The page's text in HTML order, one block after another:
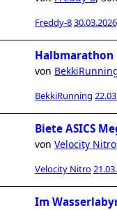
Freddy-8
Halbmarathon
von
BekkiRunning
Biete ASICS
von Velocity Nitro
Velocity Nitro
Im